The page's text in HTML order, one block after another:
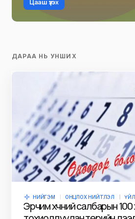
Цааш үзэх
ДАРАА НЬ УНШИХ
НИЙГЭМ ОНЦЛОХ НИЙТЛЭЛ
Эрчим хүчний салбарын